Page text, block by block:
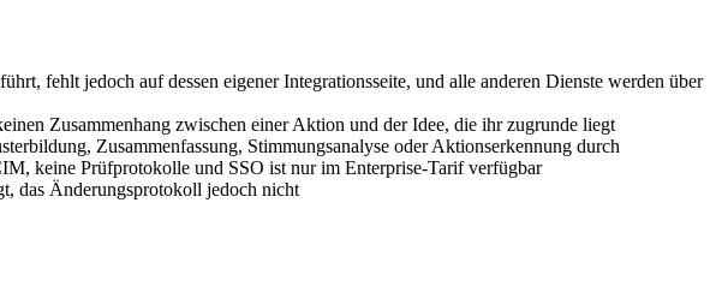
fehlt jedoch auf dessen eigener Integrationsseite, und alle anderen Dienste werden über
Zusammenhang zwischen einer Aktion und der Idee, die ihr zugrunde liegt
Zusammenfassung, Stimmungsanalyse oder Aktionserkennung durch
keine Prüfprotokolle und SSO ist nur im Enterprise-Tarif verfügbar
das Änderungsprotokoll jedoch nicht